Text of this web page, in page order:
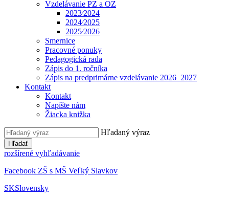
Vzdelávanie PZ a OZ
2023⁄2024
2024⁄2025
2025⁄2026
Smernice
Pracovné ponuky
Pedagogická rada
Zápis do 1. ročníka
Zápis na predprimárne vzdelávanie 2026_2027
Kontakt
Kontakt
Napíšte nám
Žiacka knižka
Hľadaný výraz
Hľadať
rozšírené vyhľadávanie
Facebook ZŠ s MŠ Veľký Slavkov
SKSlovensky